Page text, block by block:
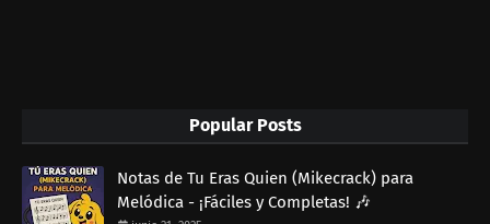
Popular Posts
Notas de Tu Eras Quien (Mikecrack) para
Melódica - ¡Fáciles y Completas! 🎶